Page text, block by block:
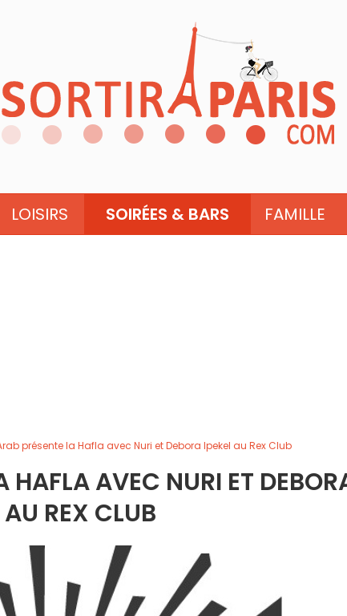
LOISIRS SOIRÉES & BARS FAMILLE
présente la Hafla avec Nuri et Debora Ipekel au Rex Club
HAFLA AVEC NURI ET
AU REX CLUB